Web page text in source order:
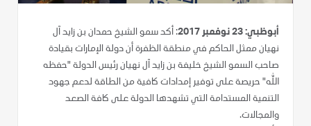
أبوظبي: 23 نوفمبر 2017
: أكد سمو الشيخ حمدان بن زايد آل
نهيان ممثل الحاكم في منطقة الظفرة أن دولة الإمارات بقيادة
صاحب السمو الشيخ خليفة بن زايد آل نهيان رئيس الدولة "حفظه
الله" حريصة على توفير إمدادات كافية من الطاقة لدعم جهود
التنمية المستدامة التي تشهدها الدولة على كافة الصعد
والمجالات.